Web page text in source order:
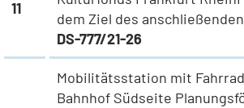
11
dem Ziel des
DS-777/21-26
Mobilitätsstation mit
Bahnhof Südseite